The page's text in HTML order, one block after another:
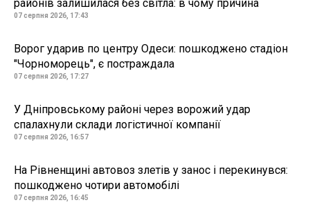
районів залишилася без світла: в чому причина
07 серпня 2026, 17:43
Ворог ударив по центру Одеси: пошкоджено стадіон
"Чорноморець", є постраждала
07 серпня 2026, 17:27
У Дніпровському районі через ворожий удар
спалахнули склади логістичної компанії
07 серпня 2026, 16:57
На Рівненщині автовоз злетів у занос і перекинувся:
пошкоджено чотири автомобілі
07 серпня 2026, 16:45